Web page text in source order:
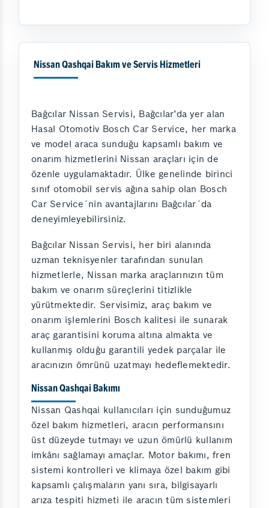
Nissan Qashqai Bakım ve Servis Hizmetleri
Bağcılar Nissan Servisi, Bağcılar’da yer alan
Hasal Otomotiv Bosch Car Service, her marka
ve model araca sunduğu kapsamlı bakım ve
onarım hizmetlerini Nissan araçları için de
özenle uygulamaktadır. Ülke genelinde birinci
sınıf otomobil servis ağına sahip olan Bosch
Car Service´nin avantajlarını Bağcılar´da
deneyimleyebilirsiniz.
Bağcılar Nissan Servisi, her biri alanında
uzman teknisyenler tarafından sunulan
hizmetlerle, Nissan marka araçlarınızın tüm
bakım ve onarım süreçlerini titizlikle
yürütmektedir. Servisimiz, araç bakım ve
onarım işlemlerini Bosch kalitesi ile sunarak
araç garantisini koruma altına almakta ve
kullanmış olduğu garantili yedek parçalar ile
aracınızın ömrünü uzatmayı hedeflemektedir.
Nissan Qashqai Bakımı
Nissan Qashqai kullanıcıları için sunduğumuz
özel bakım hizmetleri, aracın performansını
üst düzeyde tutmayı ve uzun ömürlü kullanım
imkânı sağlamayı amaçlar. Motor bakımı, fren
sistemi kontrolleri ve klimaya özel bakım gibi
kapsamlı çalışmaların yanı sıra, bilgisayarlı
arıza tespiti hizmeti ile aracın tüm sistemleri